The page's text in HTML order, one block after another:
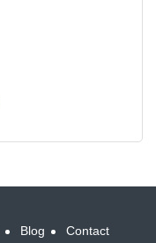
Blog Contact